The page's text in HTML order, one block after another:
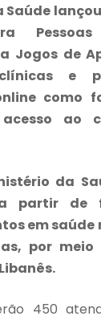
Saúde
Jogos de
e
como
ao
da
partir de
em saúde
por
450